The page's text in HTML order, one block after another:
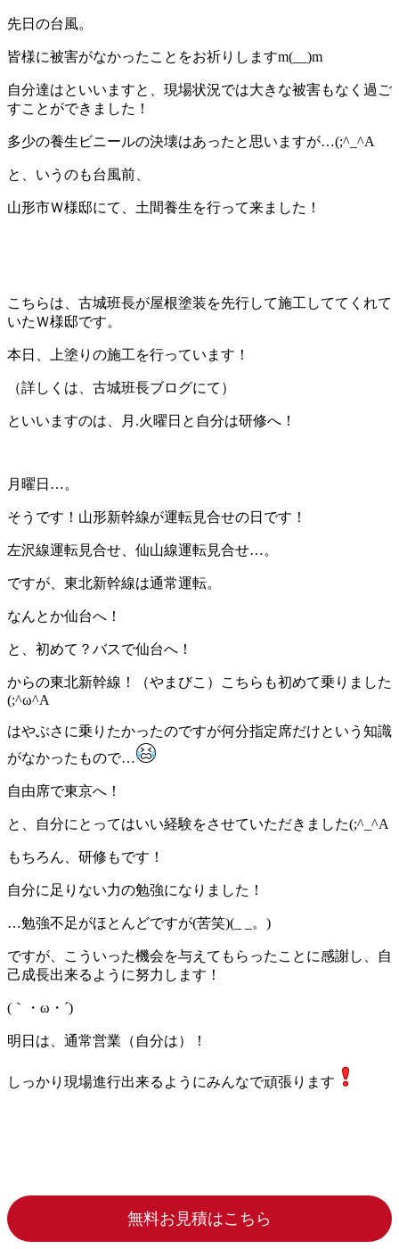
先日の台風。
皆様に被害がなかったことをお祈りしますm(__)m
自分達はといいますと、現場状況では大きな被害もなく過ご
すことができました！
多少の養生ビニールの決壊はあったと思いますが…(;^_^A
と、いうのも台風前、
山形市Ｗ様邸にて、土間養生を行って来ました！
こちらは、古城班長が屋根塗装を先行して施工しててくれて
いたＷ様邸です。
本日、上塗りの施工を行っています！
（詳しくは、古城班長ブログにて）
といいますのは、月.火曜日と自分は研修へ！
月曜日…。
そうです！山形新幹線が運転見合せの日です！
左沢線運転見合せ、仙山線運転見合せ…。
ですが、東北新幹線は通常運転。
なんとか仙台へ！
と、初めて？バスで仙台へ！
からの東北新幹線！（やまびこ）こちらも初めて乗りました
(;^ω^A
はやぶさに乗りたかったのですが何分指定席だけという知識
がなかったもので…
自由席で東京へ！
と、自分にとってはいい経験をさせていただきました(;^_^A
もちろん、研修もです！
自分に足りない力の勉強になりました！
…勉強不足がほとんどですが(苦笑)(_ _。)
ですが、こういった機会を与えてもらったことに感謝し、自
己成長出来るように努力します！
(｀・ω・´)ゞ
明日は、通常営業（自分は）！
しっかり現場進行出来るようにみんなで頑張ります
無料お見積はこちら